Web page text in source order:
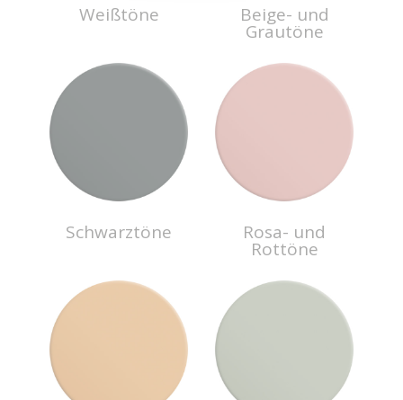
Weißtöne Beige- und
Grautöne
Schwarztöne Rosa- und
Rottöne